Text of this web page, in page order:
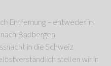
Entfernung – entweder in
Badbergen
in die Schweiz
stellen wir in